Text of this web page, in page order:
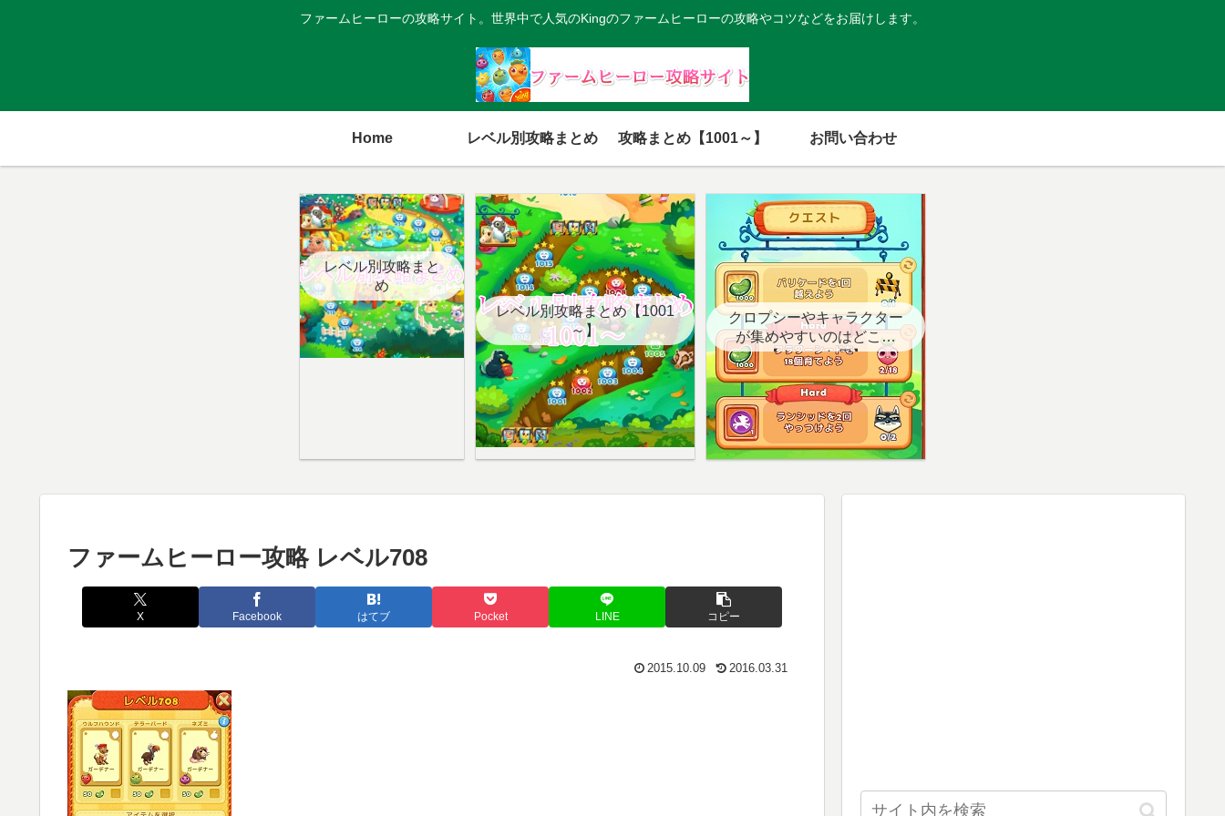
ファームヒーローの攻略サイト。世界中で人気のKingのファームヒーローの攻略やコツなどをお届けします。
Home レベル別攻略まとめ 攻略まとめ【1001～】 お問い合わせ
レベル別攻略まと
め
レベル別攻略まとめ【1001
～】
クロプシーやキャラクター
が集めやすいのはどこ？
【クエスト用】
ファームヒーロー攻略 レベル708
X Facebook はてブ Pocket LINE コピー
2015.10.09 2016.03.31